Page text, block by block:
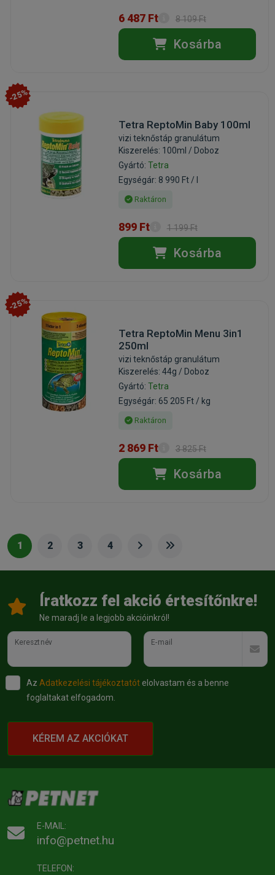
6 487 Ft 8 109 Ft
Kosárba
-25%
Tetra ReptoMin Baby 100ml
vizi teknőstáp granulátum
Kiszerelés: 100ml / Doboz
Gyártó: Tetra
Egységár: 8 990 Ft / l
Raktáron
899 Ft 1 199 Ft
Kosárba
-25%
Tetra ReptoMin Menu 3in1
250ml
vizi teknőstáp granulátum
Kiszerelés: 44g / Doboz
Gyártó: Tetra
Egységár: 65 205 Ft / kg
Raktáron
2 869 Ft 3 825 Ft
Kosárba
1 2 3 4
Íratkozz fel akció értesítőnkre!
Ne maradj le a legjobb akcióinkról!
Keresztnév E-mail
Az Adatkezelési tájékoztatót elolvastam és a benne
foglaltakat elfogadom.
KÉREM AZ AKCIÓKAT
E-MAIL:
info@petnet.hu
TELEFON: